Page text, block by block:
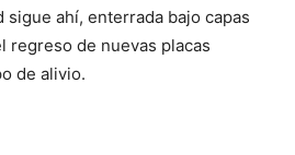
sigue ahí, enterrada bajo capas
regreso de nuevas placas
de alivio.